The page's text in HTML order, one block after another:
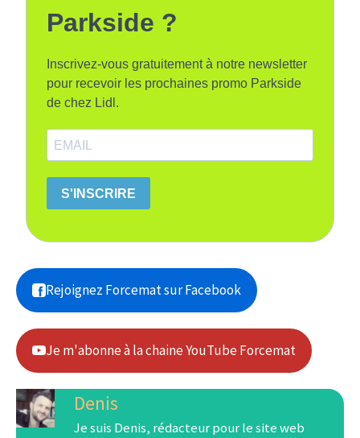
Parkside ?
Inscrivez-vous gratuitement à notre newsletter
pour recevoir les prochaines promo Parkside
de chez Lidl.
S'INSCRIRE
Rejoignez Forcemat sur Facebook
Je m'abonne à la chaine YouTube Forcemat
Denis
Je suis Denis, rédacteur pour le site web